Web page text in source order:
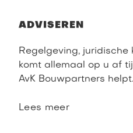
ADVISEREN
Regelgeving, juridische
komt allemaal op u af
AvK Bouwpartners helpt.
Lees meer